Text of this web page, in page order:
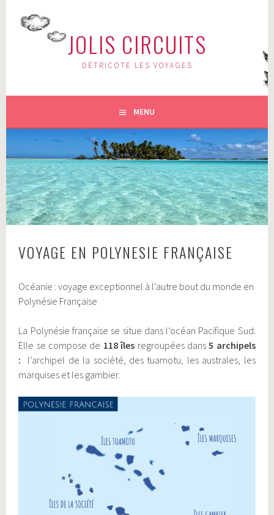
JOLIS CIRCUITS
DÉTRICOTE LES VOYAGES
MENU
VOYAGE EN POLYNESIE FRANÇAISE
Océanie : voyage exceptionnel à l’autre bout du monde en
Polynésie Française
La Polynésie française se situe dans l’océan Pacifique Sud.
Elle se compose de 118 îles regroupées dans5 archipels
:
l’archipel de la société, des tuamotu, les australes, les
marquises et les gambier.